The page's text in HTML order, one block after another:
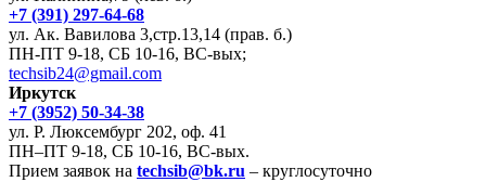
+7 (391) 297-64-68
ул. Ак. Вавилова 3,стр.13,14 (прав. б.)
ПН-ПТ 9-18, СБ 10-16, ВС-вых;
techsib24@gmail.com
Иркутск
+7 (3952) 50-34-38
ул. Р. Люксембург 202, оф. 41
ПН–ПТ 9-18, СБ 10-16, ВС-вых.
Прием заявок на techsib@bk.ru – круглосуточно